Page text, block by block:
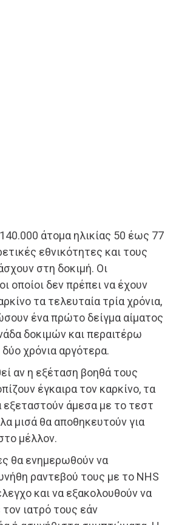
άτομα ηλικίας 50 έως 77
εθνικότητες και τους
στη δοκιμή. Οι
οποίοι δεν πρέπει να έχουν
τα τελευταία τρία χρόνια,
ένα πρώτο δείγμα αίματος
δοκιμών και περαιτέρω
δύο χρόνια αργότερα.
αν η εξέταση βοηθά τους
έγκαιρα τον καρκίνο, τα
εξεταστούν άμεσα με το τεστ
μισά θα αποθηκευτούν για
μέλλον.
θα ενημερωθούν να
ραντεβού τους με το NHS
και να εξακολουθούν να
ιατρό τους εάν